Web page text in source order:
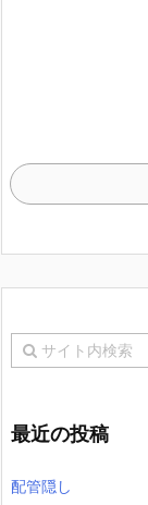
最近の投稿
配管隠し